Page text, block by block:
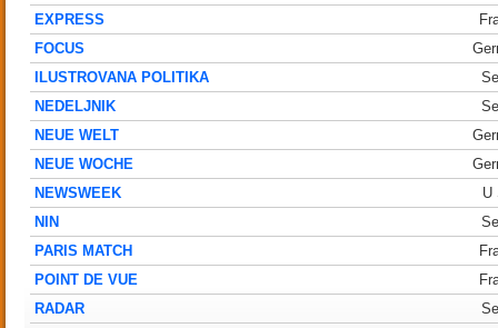
EXPRESS
FOCUS
ILUSTROVANA POLITIKA
NEDELJNIK
NEUE WELT
NEUE WOCHE
NEWSWEEK
U
NIN
PARIS MATCH
POINT DE VUE
RADAR